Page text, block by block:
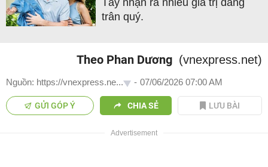
Tây nhận ra nhiều giá trị đáng
trân quý.
Theo Phan Dương (vnexpress.net)
Nguồn: https://vnexpress.ne... - 07/06/2026 07:00 AM
GỬI GÓP Ý CHIA SẺ LƯU BÀI